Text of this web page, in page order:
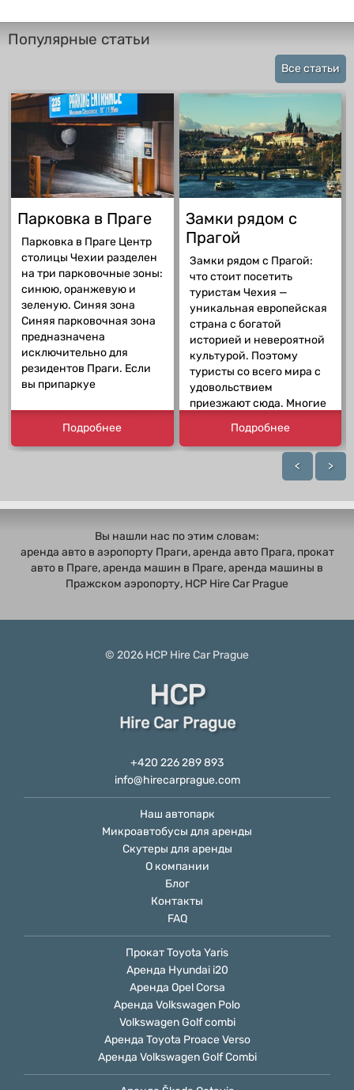
Популярные статьи
Все статьи
Парковка в Праге
Парковка в Праге Центр
столицы Чехии разделен
на три парковочные зоны:
синюю, оранжевую и
зеленую. Синяя зона
Синяя парковочная зона
предназначена
исключительно для
резидентов Праги. Если
вы припаркуе
Подробнее
Замки рядом с
Прагой
Замки рядом с Прагой:
что стоит посетить
туристам Чехия —
уникальная европейская
страна с богатой
историей и невероятной
культурой. Поэтому
туристы со всего мира с
удовольствием
приезжают сюда. Многие
Подробнее
< >
Вы нашли нас по этим словам:
аренда авто в аэропорту Праги, аренда авто Прага, прокат
авто в Праге, аренда машин в Праге, аренда машины в
Пражском аэропорту, HCP Hire Car Prague
© 2026 HCP Hire Car Prague
HCP
Hire Car Prague
+420 226 289 893
info@hirecarprague.com
Наш автопарк
Микроавтобусы для аренды
Скутеры для аренды
О компании
Блог
Контакты
FAQ
Прокат Toyota Yaris
Аренда Hyundai i20
Аренда Opel Сorsa
Аренда Volkswagen Polo
Volkswagen Golf combi
Аренда Toyota Proace Verso
Аренда Volkswagen Golf Combi